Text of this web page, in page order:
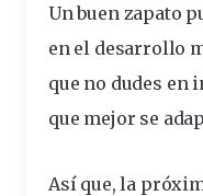
Un buen zapato
en el desarrollo
que no dudes en
que mejor se
Así que, la